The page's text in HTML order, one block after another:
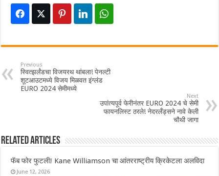
Previous
स्वित्झर्लंडचा विजयरथ थांबला! पेनल्टी
शूटआउटमध्ये विजय मिळवत इंग्लंड
EURO 2024 सेमीमध्ये
Next
उपांत्यपूर्व फेरीनंतर EURO 2024 चे सेमी
फायनलिस्ट ठरले! नेदरलँड्सने नावे केली
चौथी जागा
Related Articles
फॅब फोर फुटली! Kane Williamson चा आंतरराष्ट्रीय क्रिकेटला अलविदा
June 12, 2026